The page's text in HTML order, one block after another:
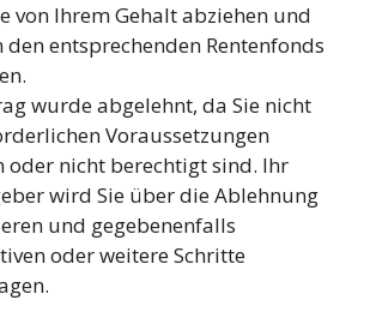
von Ihrem Gehalt abziehen und
den entsprechenden Rentenfonds
wurde abgelehnt, da Sie nicht
Voraussetzungen
oder nicht berechtigt sind. Ihr
wird Sie über die Ablehnung
und gegebenenfalls
oder weitere Schritte